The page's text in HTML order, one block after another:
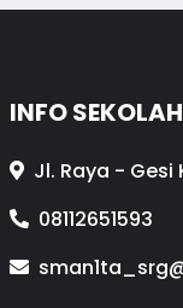
INFO SEKOLAH
Jl. Raya - Gesi
08112651593